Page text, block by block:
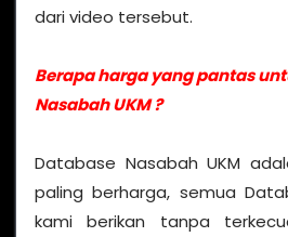
dari video tersebut.
Berapa harga yang pantas
Nasabah UKM ?
Database Nasabah UKM
paling berharga, semua
kami berikan tanpa